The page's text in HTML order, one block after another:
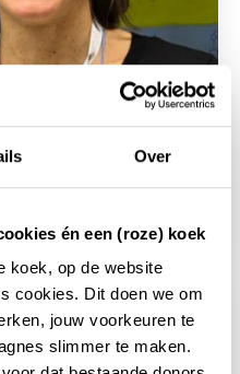
Over
én een (roze) koek
koek, op de website
cookies. Dit doen we om
jouw voorkeuren te
slimmer te maken.
versterkt met
versterkt met